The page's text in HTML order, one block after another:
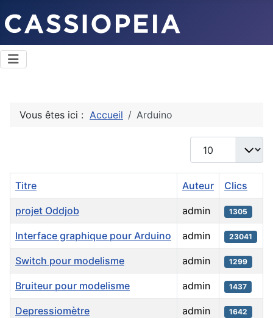
Vous êtes ici : Accueil Arduino
Afficher #
Titre Auteur Clics
projet Oddjob admin 1305
Interface graphique pour Arduino admin 23041
Switch pour modelisme admin 1299
Bruiteur pour modelisme admin 1437
Depressiomètre admin 1642